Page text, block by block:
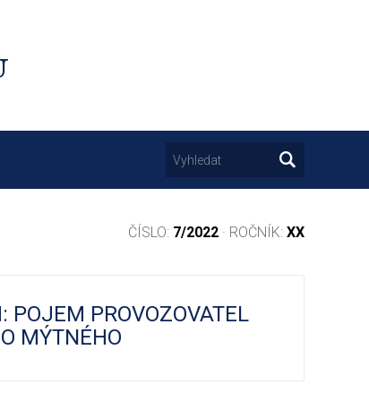
ČÍSLO: 7/2022 · ROČNÍK: XX
POJEM PROVOZOVATEL
MÝTNÉHO